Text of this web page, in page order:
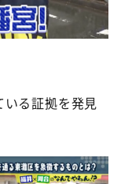
る証拠を発見